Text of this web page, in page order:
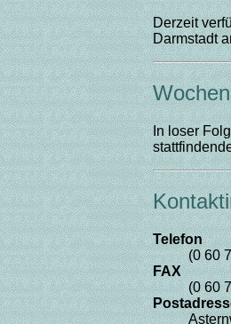
Derzeit
Darmstadt
In loser
Telefon
(0 60
FAX
(0 60